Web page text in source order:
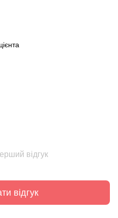
відгук
відгук